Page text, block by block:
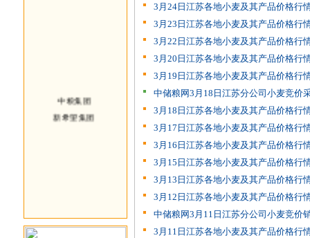
中粮集团
新希望集团
3月24日江苏各地小麦及其产品价格行
3月23日江苏各地小麦及其产品价格行
3月22日江苏各地小麦及其产品价格行
3月20日江苏各地小麦及其产品价格行
3月19日江苏各地小麦及其产品价格行
中储粮网3月18日江苏分公司小麦竞价
3月18日江苏各地小麦及其产品价格行
3月17日江苏各地小麦及其产品价格行
3月16日江苏各地小麦及其产品价格行
3月15日江苏各地小麦及其产品价格行
3月13日江苏各地小麦及其产品价格行
3月12日江苏各地小麦及其产品价格行
中储粮网3月11日江苏分公司小麦竞价
3月11日江苏各地小麦及其产品价格行